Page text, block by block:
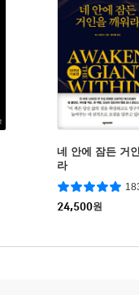
네 안에 잠든 거
라
24,500원